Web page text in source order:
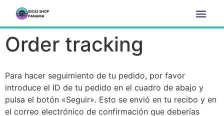
Order tracking
Para hacer seguimiento de tu pedido, por favor
introduce el ID de tu pedido en el cuadro de abajo y
pulsa el botón «Seguir». Esto se envió en tu recibo y en
el correo electrónico de confirmación que deberías